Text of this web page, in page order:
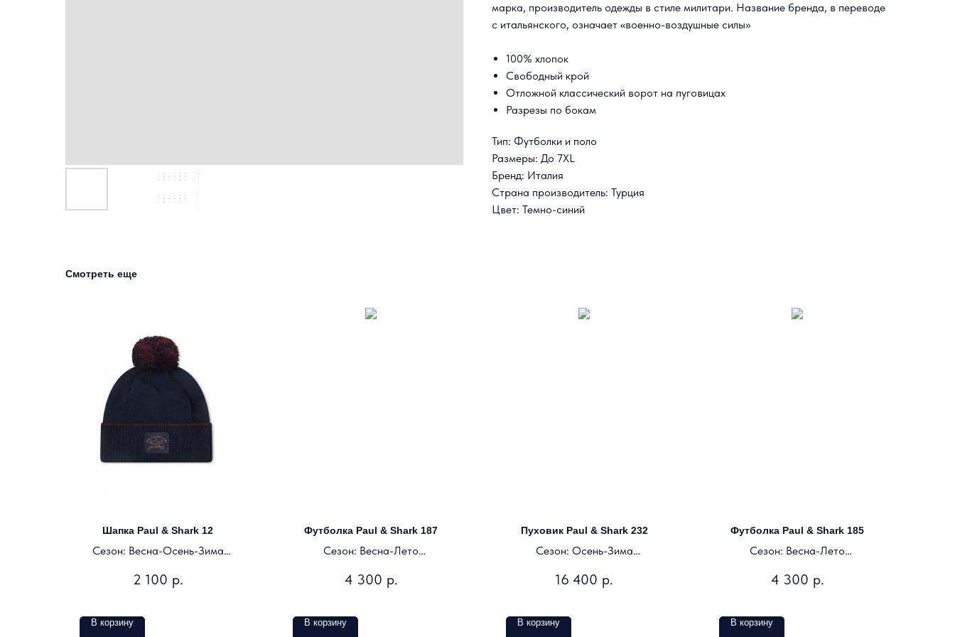
марка, производитель одежды в стиле милитари. Название бренда, в переводе
с итальянского, означает «военно-воздушные силы»
100% хлопок
Свободный крой
Отложной классический ворот на пуговицах
Разрезы по бокам
Тип: Футболки и поло
Размеры: До 7XL
Бренд: Италия
Страна производитель: Турция
Цвет: Темно-синий
Смотреть еще
Шапка Paul & Shark 12
Сезон: Весна-Осень-Зима
2 100 р.
В корзину
Футболка Paul & Shark 187
Сезон: Весна-Лето
4 300 р.
В корзину
Пуховик Paul & Shark 232
Сезон: Осень-Зима
16 400 р.
В корзину
Футболка Paul & Shark 185
Сезон: Весна-Лето
4 300 р.
В корзину